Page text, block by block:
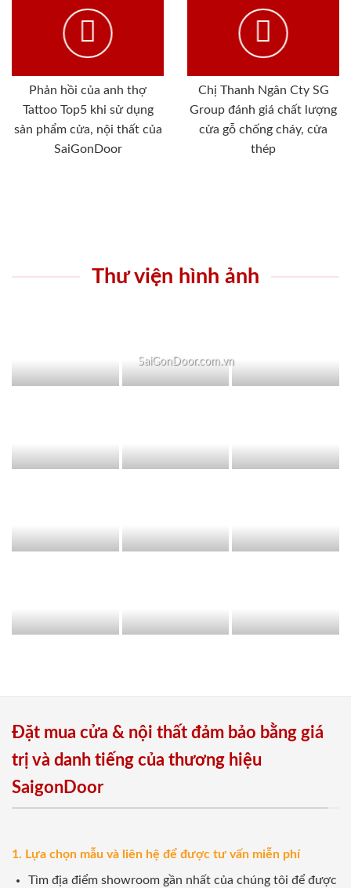
Phản hồi của anh thợ
Tattoo Top5 khi sử dụng
sản phẩm cửa, nội thất của
SaiGonDoor
Chị Thanh Ngân Cty SG
Group đánh giá chất lượng
cửa gỗ chống cháy, cửa
thép
Thư viện hình ảnh
SaiGonDoor.com.vn
Đặt mua cửa & nội thất đảm bảo bằng giá
trị và danh tiếng của thương hiệu
SaigonDoor
1. Lựa chọn mẫu và liên hệ để được tư vấn miễn phí
Tìm địa điểm showroom gần nhất của chúng tôi để được